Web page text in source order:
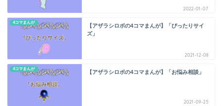
2022-01-07
4コマまんが
【アザラシロボの4コマまんが】「ぴったりサイ
ズ」
2021-12-08
4コマまんが
【アザラシロボの4コマまんが】「お悩み相談」
2021-09-25